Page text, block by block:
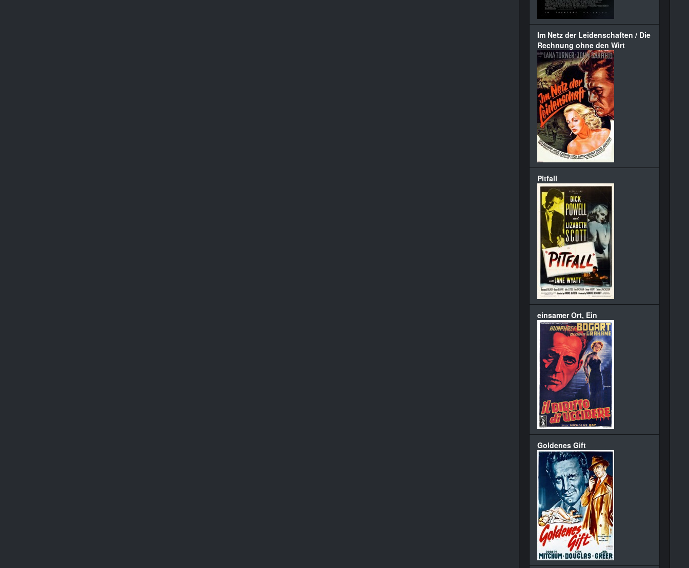
Im Netz der Leidenschaften / Die
Rechnung ohne den Wirt
Pitfall
einsamer Ort, Ein
Goldenes Gift